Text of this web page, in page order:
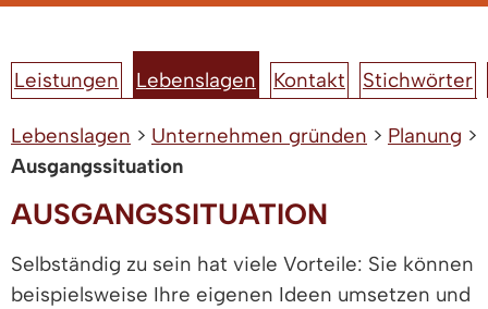
Leistungen Lebenslagen Kontakt Stichwörter
Lebenslagen > Unternehmen gründen > Planung >
Ausgangssituation
AUSGANGSSITUATION
Selbständig zu sein hat viele Vorteile: Sie können
beispielsweise Ihre eigenen Ideen umsetzen und